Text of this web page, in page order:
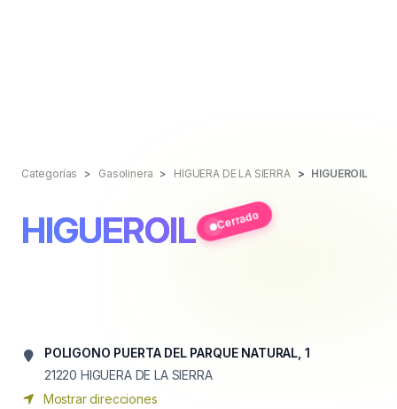
Categorías Gasolinera HIGUERA DE LA SIERRA HIGUEROIL
HIGUEROIL Cerrado
POLIGONO PUERTA DEL PARQUE NATURAL, 1
21220 HIGUERA DE LA SIERRA
Mostrar direcciones